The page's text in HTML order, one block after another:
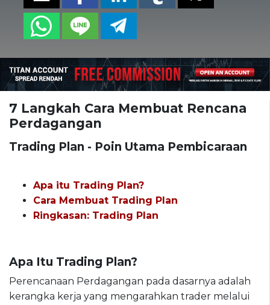
7 Langkah Cara Membuat Rencana
Perdagangan
Trading Plan - Poin Utama Pembicaraan
Apa itu Trading Plan?
Cara Membuat Trading Plan
Ringkasan: Trading Plan
Apa Itu Trading Plan?
Perencanaan Perdagangan pada dasarnya adalah
kerangka kerja yang mengarahkan trader melalui